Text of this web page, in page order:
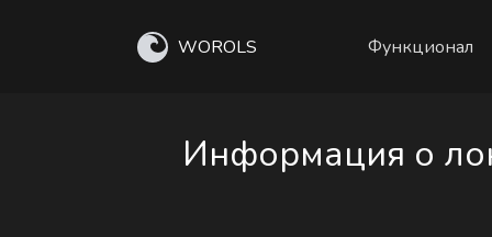
WOROLS Функционал
Информация о